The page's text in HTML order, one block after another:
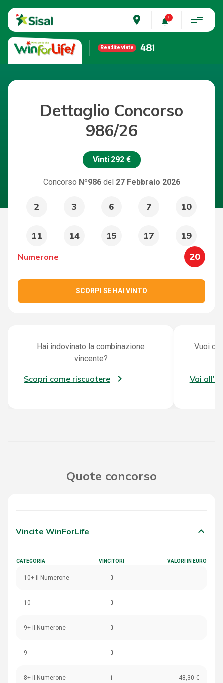
place
Rendite vinte 481
Dettaglio Concorso
986/26
Vinti 292 €
Concorso Nº986del 27 Febbraio 2026
2 3 6 7 10
11 14 15 17 19
Numerone 20
SCORPI SE HAI VINTO
Hai indovinato la combinazione
vincente?
Scopri come riscuotere
Vuoi
Vai
Quote concorso
Vincite WinForLife keyboard_arrow_down
CATEGORIA VINCITORI VALORI IN EURO
10+ il Numerone 0 -
10 0 -
9+ il Numerone 0 -
9 0 -
8+ il Numerone 1 48,30 €